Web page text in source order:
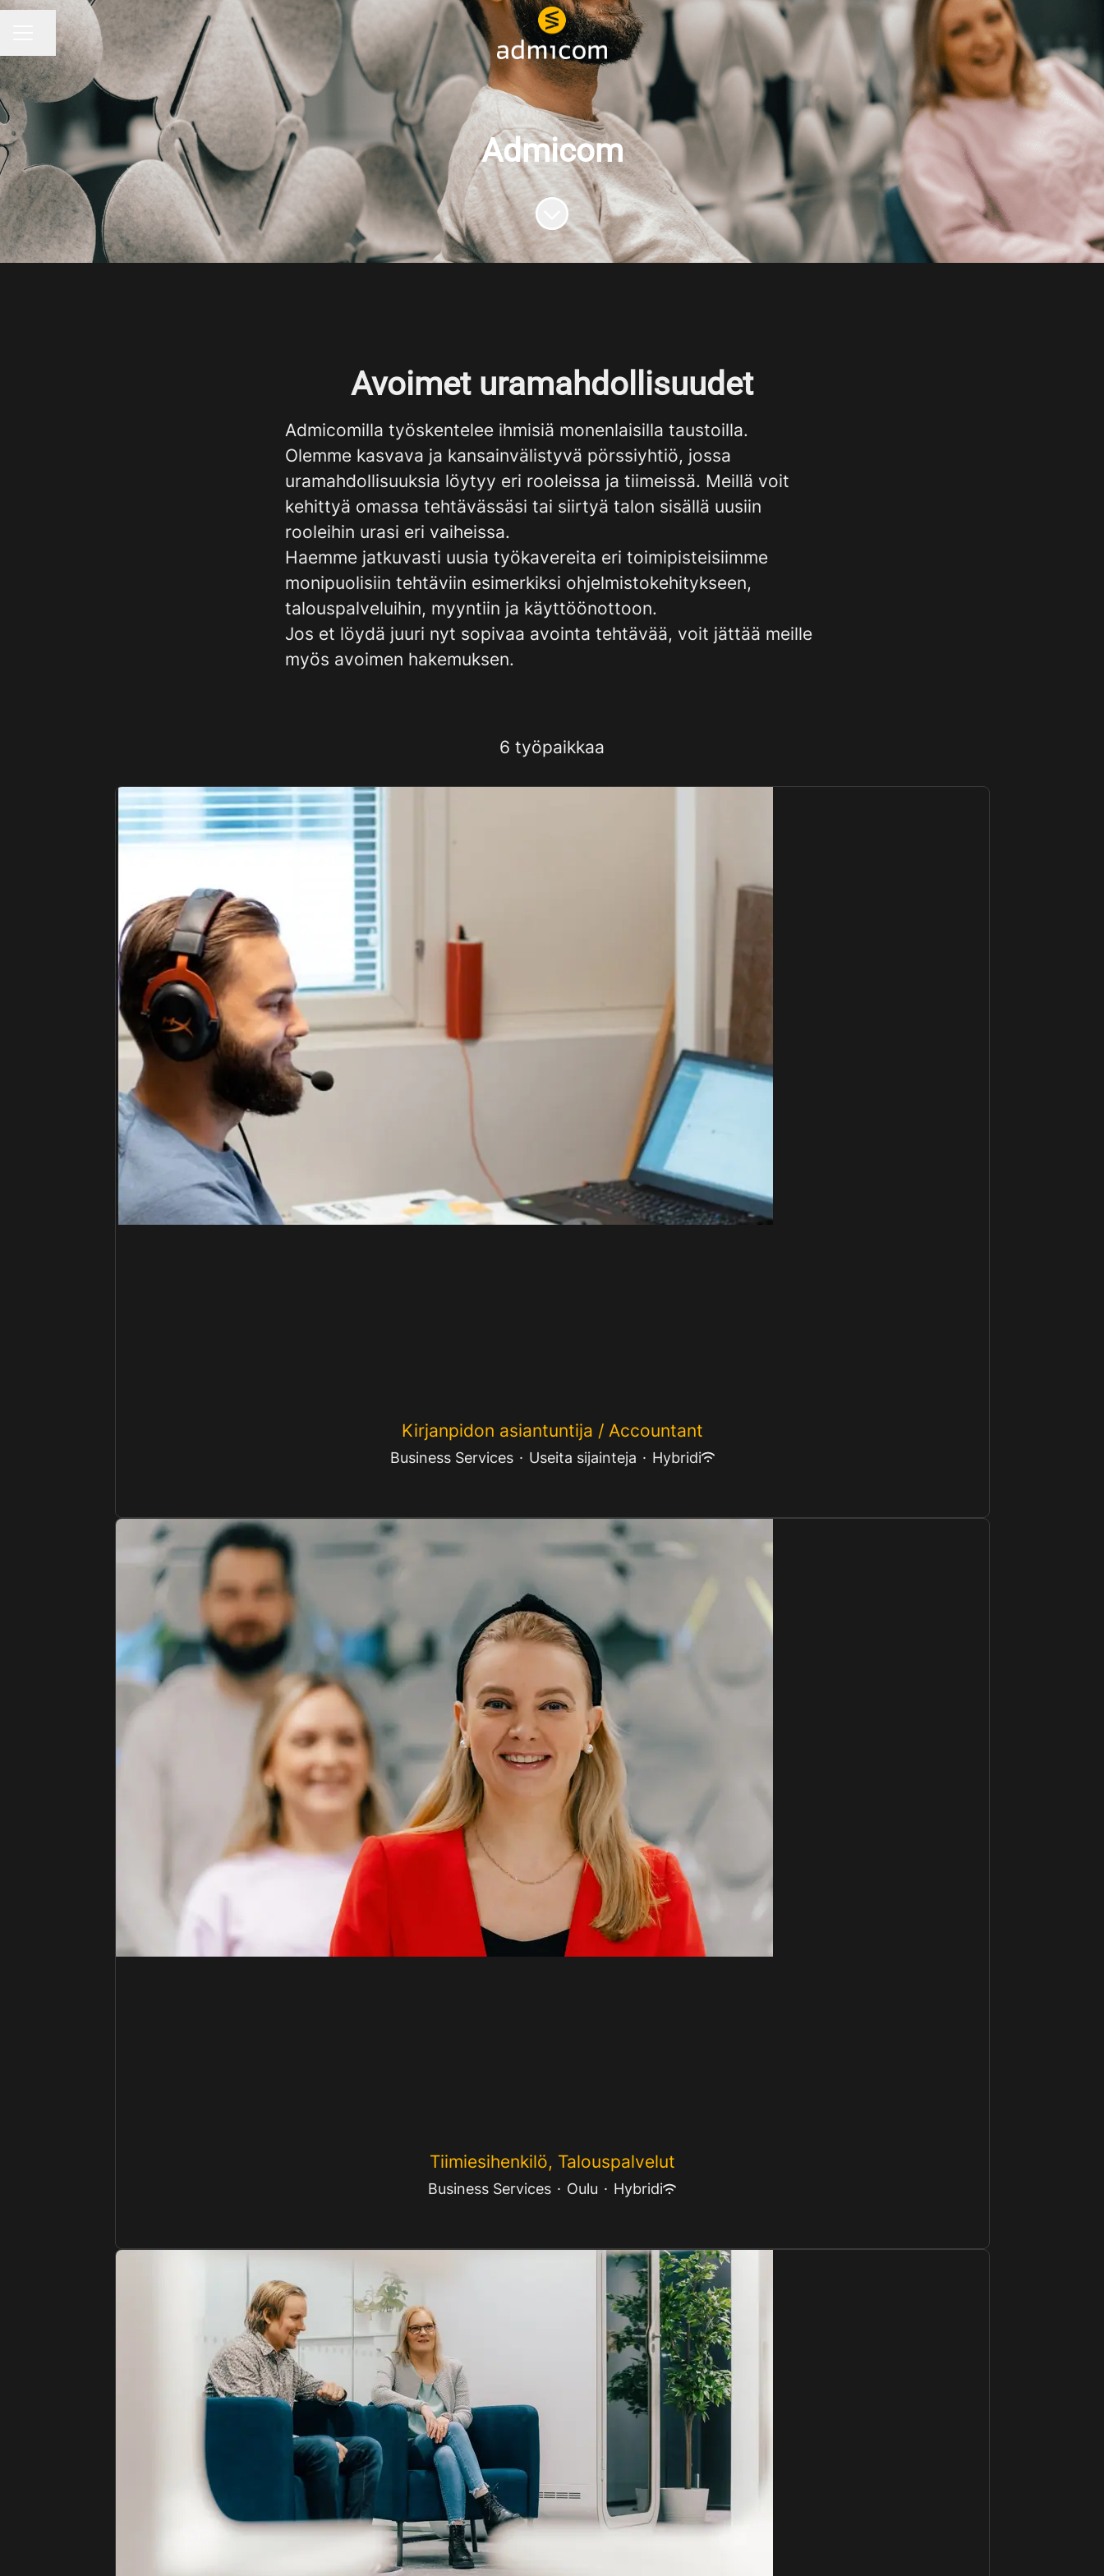
URAVALIKKO
Jaa sivu
Admicom
Siirry sisältöön
Avoimet uramahdollisuudet
Admicomilla työskentelee ihmisiä monenlaisilla taustoilla.
Olemme kasvava ja kansainvälistyvä pörssiyhtiö, jossa
uramahdollisuuksia löytyy eri rooleissa ja tiimeissä. Meillä voit
kehittyä omassa tehtävässäsi tai siirtyä talon sisällä uusiin
rooleihin urasi eri vaiheissa.
Haemme jatkuvasti uusia työkavereita eri toimipisteisiimme
monipuolisiin tehtäviin esimerkiksi ohjelmistokehitykseen,
talouspalveluihin, myyntiin ja käyttöönottoon.
Jos et löydä juuri nyt sopivaa avointa tehtävää, voit jättää meille
myös avoimen hakemuksen.
6 työpaikkaa
Kirjanpidon asiantuntija / Accountant
Business Services · Useita sijainteja · Hybridi
Tiimiesihenkilö, Talouspalvelut
Business Services · Oulu · Hybridi